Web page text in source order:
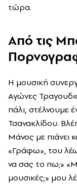
τώρα.
Από τις
Η μουσική
Αγώνες
πάλι, στέλνουμε
Τσανακλίδου.
Μάνος με πιάνει
«Γράφω», του λέω.
να σας το πω;»
μουσικές;» μου